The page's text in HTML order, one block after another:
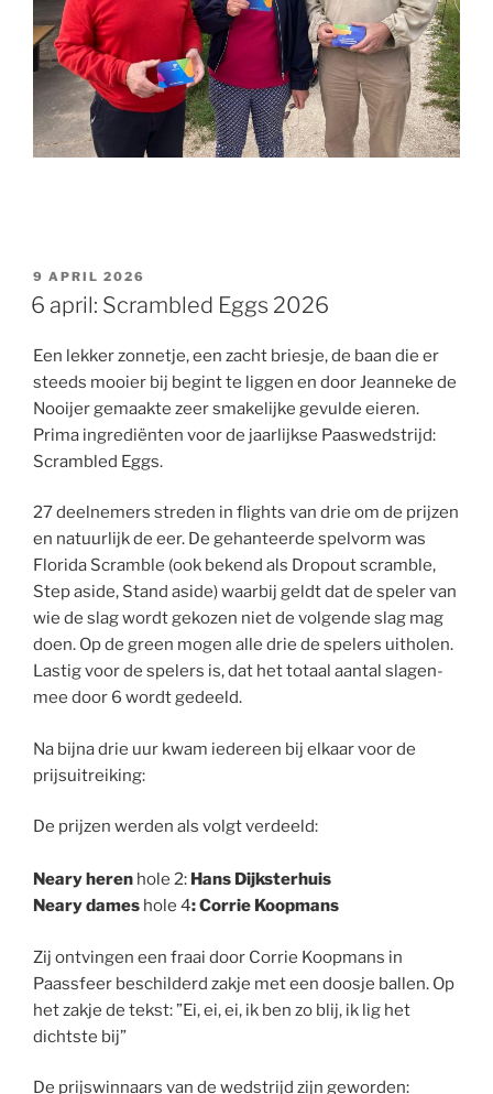
GEPLAATST
OP
9 APRIL 2026
6 april: Scrambled Eggs 2026
Een lekker zonnetje, een zacht briesje, de baan die er
steeds mooier bij begint te liggen en door Jeanneke de
Nooijer gemaakte zeer smakelijke gevulde eieren.
Prima ingrediënten voor de jaarlijkse Paaswedstrijd:
Scrambled Eggs.
27 deelnemers streden in flights van drie om de prijzen
en natuurlijk de eer. De gehanteerde spelvorm was
Florida Scramble (ook bekend als Dropout scramble,
Step aside, Stand aside) waarbij geldt dat de speler van
wie de slag wordt gekozen niet de volgende slag mag
doen. Op de green mogen alle drie de spelers uitholen.
Lastig voor de spelers is, dat het totaal aantal slagen-
mee door 6 wordt gedeeld.
Na bijna drie uur kwam iedereen bij elkaar voor de
prijsuitreiking:
De prijzen werden als volgt verdeeld:
Neary heren hole 2: Hans Dijksterhuis
Neary dames hole 4: Corrie Koopmans
Zij ontvingen een fraai door Corrie Koopmans in
Paassfeer beschilderd zakje met een doosje ballen. Op
het zakje de tekst: ”Ei, ei, ei, ik ben zo blij, ik lig het
dichtste bij”
De prijswinnaars van de wedstrijd zijn geworden: